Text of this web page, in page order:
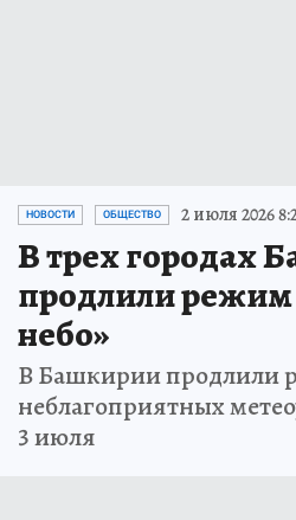
НОВОСТИ ОБЩЕСТВО 2 июля 2026
В трех городах
продлили режим
небо»
В Башкирии продлили
неблагоприятных
3 июля